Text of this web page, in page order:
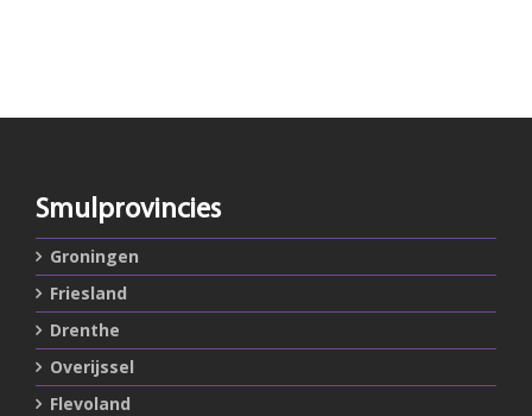
Smulprovincies
Groningen
Friesland
Drenthe
Overijssel
Flevoland